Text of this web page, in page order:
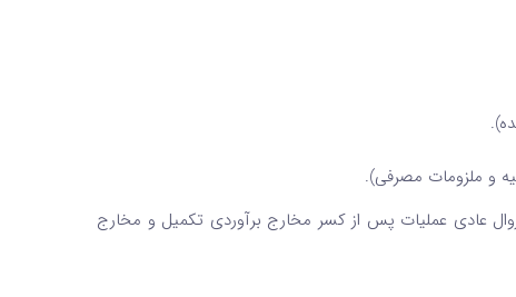
و ملزومات مصرفی).
عادی عملیات پس از کسر مخارج برآوردی تکمیل و مخارج